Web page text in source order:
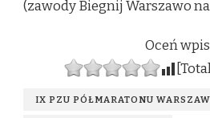
(zawody Biegnij Warszawo
Oceń
IX PZU PÓŁMARATONU